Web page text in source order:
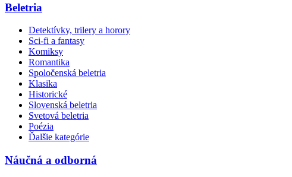
Beletria
Detektívky, trilery a horory
Sci-fi a fantasy
Komiksy
Romantika
Spoločenská beletria
Klasika
Historické
Slovenská beletria
Svetová beletria
Poézia
Ďalšie kategórie
Náučná a odborná